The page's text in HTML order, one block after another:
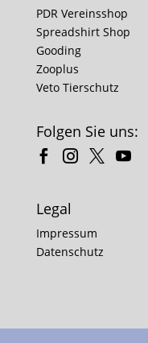
PDR Vereinsshop
Spreadshirt Shop
Gooding
Zooplus
Veto Tierschutz
Folgen Sie uns:
Legal
Impressum
Datenschutz